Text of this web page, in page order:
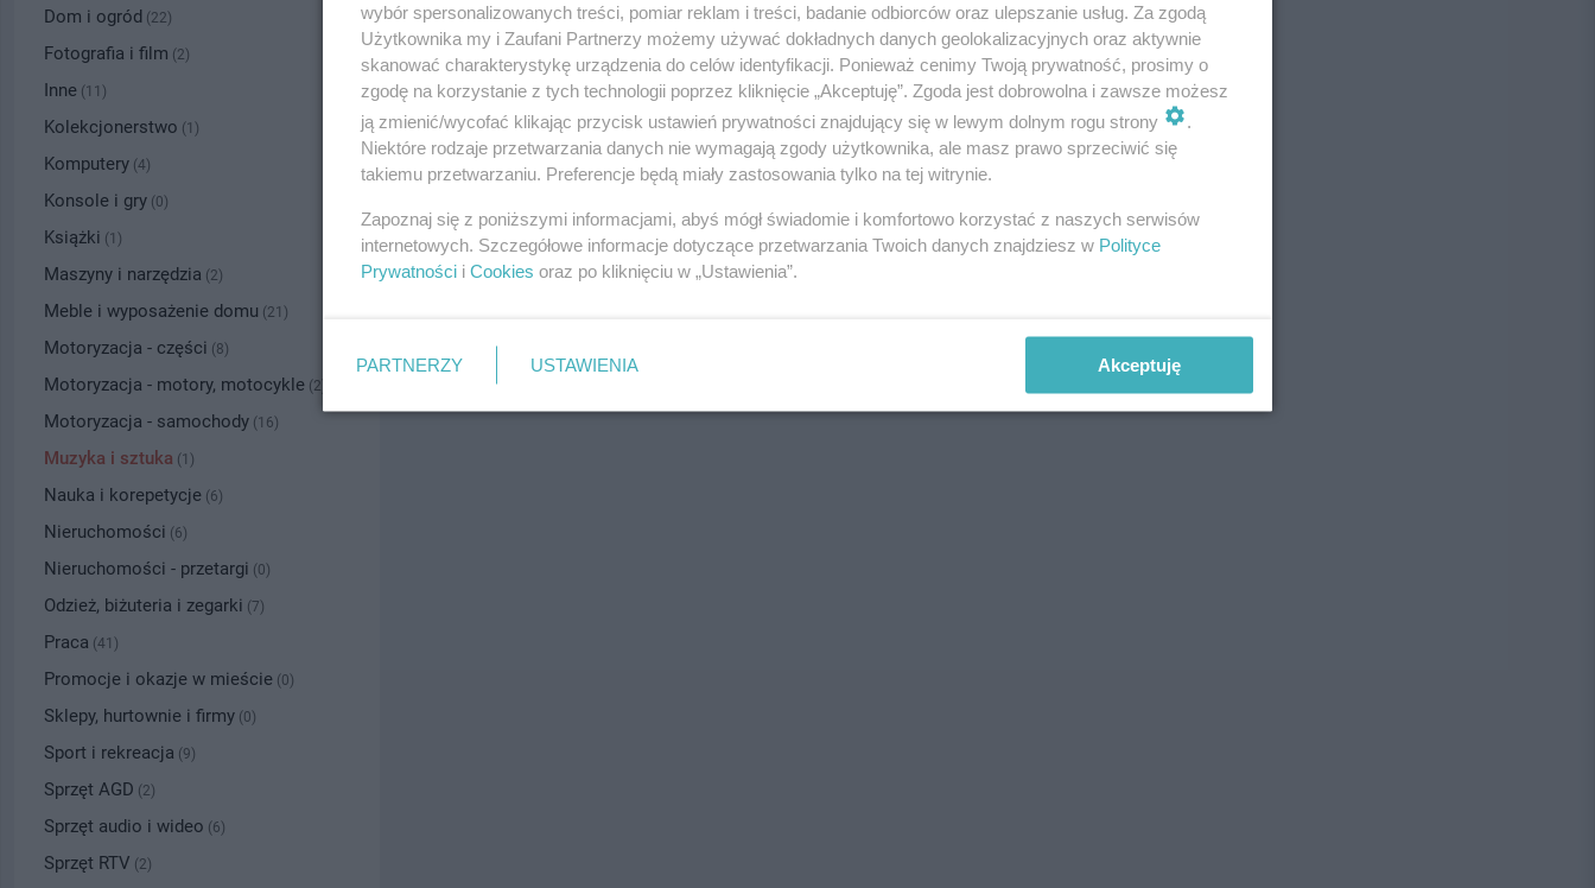
Dom i ogród (22)
Fotografia i film (2)
Inne (11)
Kolekcjonerstwo (1)
Komputery (4)
Konsole i gry (0)
Książki (1)
Maszyny i narzędzia (2)
Meble i wyposażenie domu (21)
Motoryzacja - części (8)
Motoryzacja - motory, motocykle (2)
Motoryzacja - samochody (16)
Muzyka i sztuka (1)
Nauka i korepetycje (6)
Nieruchomości (6)
Nieruchomości - przetargi (0)
Odzież, biżuteria i zegarki (7)
Praca (41)
Promocje i okazje w mieście (0)
Sklepy, hurtownie i firmy (0)
Sport i rekreacja (9)
Sprzęt AGD (2)
Sprzęt audio i wideo (6)
Sprzęt RTV (2)
wybór spersonalizowanych treści, pomiar reklam i treści, badanie odbiorców oraz ulepszanie usług. Za zgodą
Użytkownika my i Zaufani Partnerzy możemy używać dokładnych danych geolokalizacyjnych oraz aktywnie
skanować charakterystykę urządzenia do celów identyfikacji. Ponieważ cenimy Twoją prywatność, prosimy o
zgodę na korzystanie z tych technologii poprzez kliknięcie „Akceptuję”. Zgoda jest dobrowolna i zawsze możesz
ją zmienić/wycofać klikając przycisk ustawień prywatności znajdujący się w lewym dolnym rogu strony
Niektóre rodzaje przetwarzania danych nie wymagają zgody użytkownika, ale masz prawo sprzeciwić się
takiemu przetwarzaniu. Preferencje będą miały zastosowania tylko na tej witrynie.
Zapoznaj się z poniższymi informacjami, abyś mógł świadomie i komfortowo korzystać z naszych serwisów
internetowych. Szczegółowe informacje dotyczące przetwarzania Twoich danych znajdziesz w Polityce
Prywatności i Cookies oraz po kliknięciu w „Ustawienia”.
PARTNERZY USTAWIENIA Akceptuję